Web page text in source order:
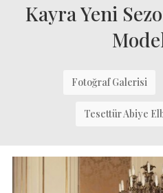
Kayra Yeni
Fotoğraf Galerisi
Tesettür Abiye